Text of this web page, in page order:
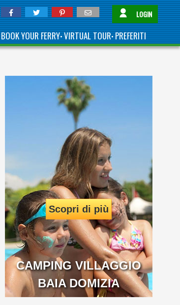
LOGIN
BOOK YOUR FERRY•VIRTUAL TOUR•PREFERITI
CAMPING VILLAGGIO
BAIA DOMIZIA
Scopri di più